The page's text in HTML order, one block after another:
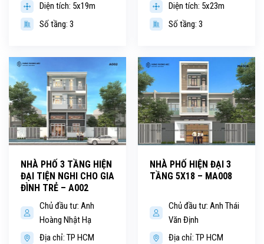
Diện tích: 5x19m
Số tầng: 3
Diện tích: 5x23m
Số tầng: 3
NHÀ PHỐ 3 TẦNG HIỆN
ĐẠI TIỆN NGHI CHO GIA
ĐÌNH TRẺ – A002
Chủ đầu tư: Anh
Hoàng Nhật Hạ
Địa chỉ: TP HCM
NHÀ PHỐ HIỆN ĐẠI 3
TẦNG 5X18 – MA008
Chủ đầu tư: Anh Thái
Văn Định
Địa chỉ: TP HCM